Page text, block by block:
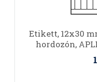
Etikett, 12x30
hordozón,